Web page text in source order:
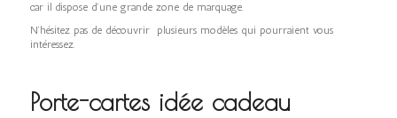
car il dispose d’une grande zone de marquage.
N’hésitez pas de découvrir plusieurs modèles qui pourraient vous
intéressez.
Porte-cartes idée cadeau